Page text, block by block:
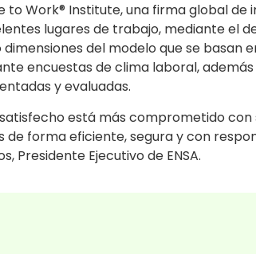
Work® Institute, una firma global
lugares de trabajo, mediante el
del modelo que se basan
encuestas de clima laboral,
y evaluadas.
está más comprometido
forma eficiente, segura y con
Presidente Ejecutivo de ENSA.